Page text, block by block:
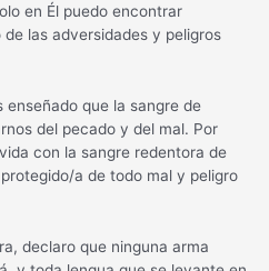
en Él puedo encontrar
las adversidades y peligros
enseñado que la sangre de
del pecado y del mal. Por
con la sangre redentora de
a de todo mal y peligro
declaro que ninguna arma